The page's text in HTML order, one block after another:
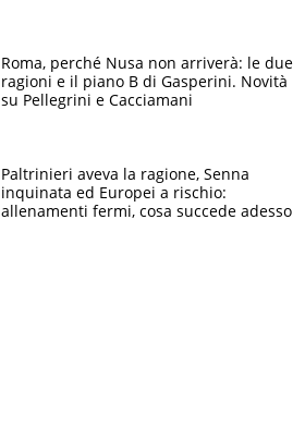
Roma, perché Nusa non arriverà: le due
ragioni e il piano B di Gasperini. Novità
su Pellegrini e Cacciamani
Paltrinieri aveva la ragione, Senna
inquinata ed Europei a rischio:
allenamenti fermi, cosa succede adesso